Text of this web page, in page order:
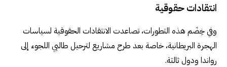
انتقادات حقوقية
وفي خِضَم هذه التطورات، تصاعدت الانتقادات الحقوقية لسياسات
الهجرة البريطانية، خاصة بعد طرح مشاريع لترحيل طالبي اللجوء إلى
رواندا ودول ثالثة.